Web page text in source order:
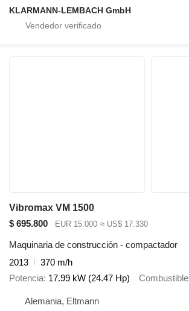
KLARMANN-LEMBACH GmbH
Vibromax VM 1500
$ 695.800
EUR 15.000 ≈ US$ 17.330
Maquinaria de construcción - compactador
2013
370 m/h
Potencia 17.99 kW (24.47 Hp) Combustible
Alemania, Eltmann